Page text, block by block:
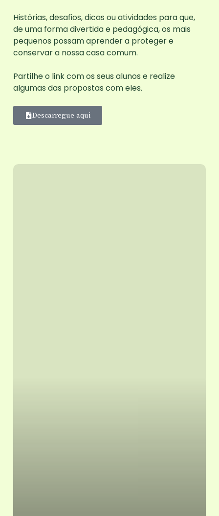
Histórias, desafios, dicas ou atividades para que,
de uma forma divertida e pedagógica, os mais
pequenos possam aprender a proteger e
conservar a nossa casa comum.
Partilhe o linkcom os seus alunos e realize
algumas das propostas com eles.
Descarregue aqui